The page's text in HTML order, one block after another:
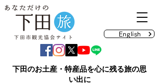
English
下田のお土産・特産品を心に残る旅の思
い出に